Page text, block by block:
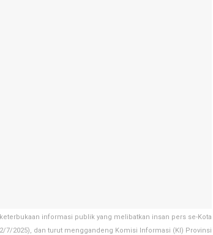
informasi publik yang melibatkan insan pers se-Kota
7/2025), dan turut menggandeng Komisi Informasi (KI) Provinsi